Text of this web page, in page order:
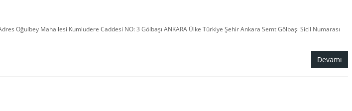
Oğulbey Mahallesi Kumludere Caddesi NO: 3 Gölbaşı ANKARA Ülke Türkiye Şehir Ankara Semt Gölbaşı Sicil Numarası
Devamı